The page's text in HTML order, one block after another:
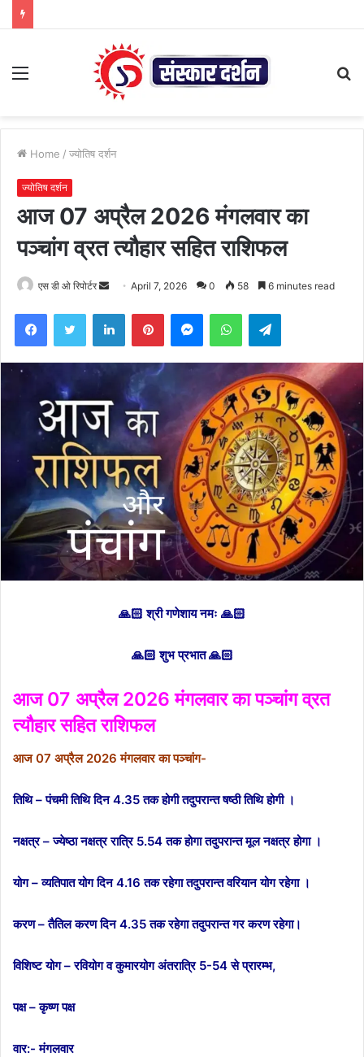
Menu
Home / ज्योतिष दर्शन
ज्योतिष दर्शन
आज 07 अप्रैल 2026 मंगलवार का
पञ्चांग व्रत त्यौहार सहित राशिफल
एस डी ओ रिपोर्टर
Send April 7, 2026 0 58 6 minutes read
FacebookTwitter LinkedInPinterestMessengerWhatsAppTelegram
🙏🏻 श्री गणेशाय नमः 🙏🏻
🙏🏻 शुभ प्रभात 🙏🏻
आज 07 अप्रैल 2026 मंगलवार का पञ्चांग व्रत
त्यौहार सहित राशिफल
आज 07 अप्रैल 2026 मंगलवार का पञ्चांग-
तिथि – पंचमी तिथि दिन 4.35 तक होगी तदुपरान्त षष्ठी तिथि होगी ।
नक्षत्र – ज्येष्ठा नक्षत्र रात्रि 5.54 तक होगा तदुपरान्त मूल नक्षत्र होगा ।
योग – व्यतिपात योग दिन 4.16 तक रहेगा तदुपरान्त वरियान योग रहेगा ।
करण – तैतिल करण दिन 4.35 तक रहेगा तदुपरान्त गर करण रहेगा।
विशिष्ट योग – रवियोग व कुमारयोग अंतरात्रि 5-54 से प्रारम्भ,
पक्ष –कृष्ण पक्ष
वार:- मंगलवार